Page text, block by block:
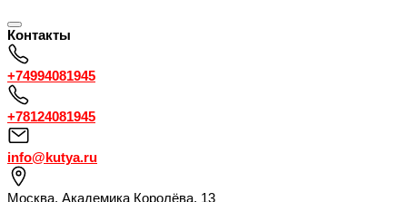
Контакты
+74994081945
+78124081945
info@kutya.ru
Москва, Академика Королёва, 13